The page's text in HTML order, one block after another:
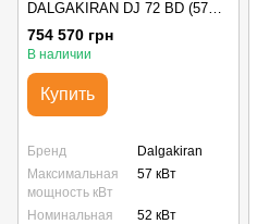
DALGAKIRAN DJ 72 BD (57
кВт)
754 570 грн
В наличии
Купить
Бренд
Dalgakiran
Максимальная
мощность кВт
57 кВт
Номинальная
52 кВт